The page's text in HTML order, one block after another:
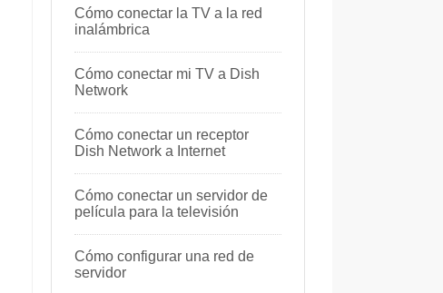
Cómo conectar la TV a la red
inalámbrica
Cómo conectar mi TV a Dish
Network
Cómo conectar un receptor
Dish Network a Internet
Cómo conectar un servidor de
película para la televisión
Cómo configurar una red de
servidor